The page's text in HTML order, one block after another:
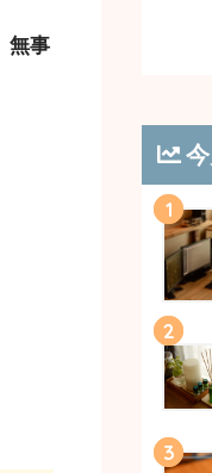
無事
1
2
3